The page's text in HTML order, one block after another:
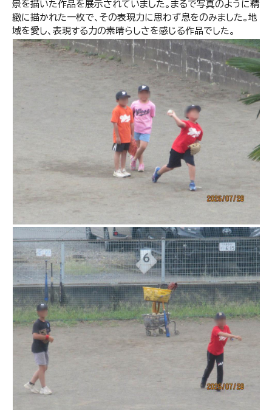
景を描いた作品を展示されていました。まるで写真のように精
緻に描かれた一枚で、その表現力に思わず息をのみました。地
域を愛し、表現する力の素晴らしさを感じる作品でした。